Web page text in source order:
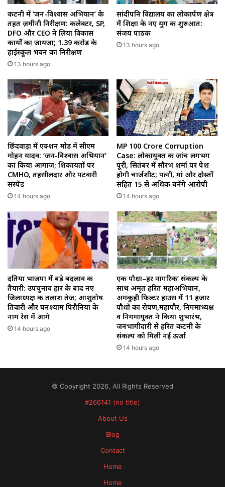
कटनी में ‘जन-विश्वास अभियान’ के
तहत ज़मीनी निरीक्षण: कलेक्टर, SP,
DFO और CEO ने लिया विकास
कार्यों का जायजा; ₹1.39 करोड़ के
हाईस्कूल भवन का निरीक्षण
13 hours ago
सांदीपनि विद्यालय का लोकार्पण क्षेत्र
में शिक्षा के नए युग की शुरुआत:
संजय पाठक
13 hours ago
छिंदवाड़ा में एक्शन मोड में सीएम
मोहन यादव: ‘जन-विश्वास अभियान’
का किया आगाज; शिकायतों पर
CMHO, तहसीलदार और पटवारी
सस्पेंड
14 hours ago
MP 100 Crore Corruption
Case: लोकायुक्त की जांच लगभग
पूरी, सितंबर में सौरभ शर्मा पर पेश
होगी चार्जशीट; पत्नी, मां और दोस्तों
सहित 15 से अधिक बनेंगे आरोपी
14 hours ago
दतिया भाजपा में बड़े बदलाव की
तैयारी: उपचुनाव हार के बाद नए
जिलाध्यक्ष की तलाश तेज; आशुतोष
तिवारी और घनश्याम पिरौनिया के
नाम रेस में आगे
14 hours ago
एक पौधा–हर नागरिक’ संकल्प के
साथ अमृत हरित महाअभियान,
अमकुही फिल्टर हाउस में 11 हजार
पौधों का रोपण,महापौर, निगमाध्यक्ष
व निगमायुक्त ने किया शुभारंभ,
जनभागीदारी से हरित कटनी के
संकल्प को मिली नई ऊर्जा
14 hours ago
© Copyright 2026, All Rights Reserved
#266141 (no title)
About Us
Blog
Contact
Home
Home